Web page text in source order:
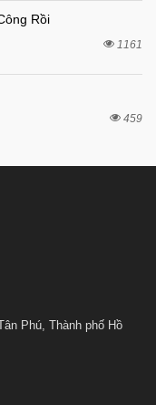
Rồi
1161
459
Phú, Thành phố Hồ